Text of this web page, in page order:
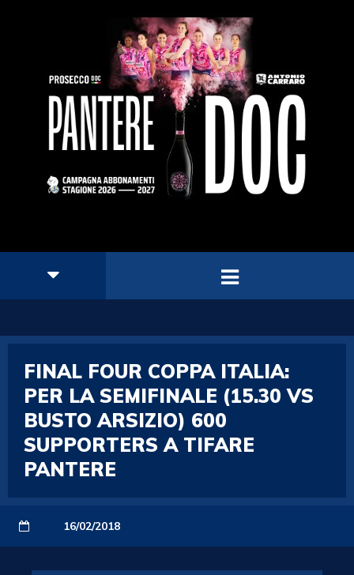
FINAL FOUR COPPA ITALIA:
PER LA SEMIFINALE (15.30 VS
BUSTO ARSIZIO) 600
SUPPORTERS A TIFARE
PANTERE
16/02/2018